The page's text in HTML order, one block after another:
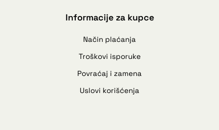
Informacije za kupce
Način plaćanja
Troškovi isporuke
Povraćaj i zamena
Uslovi korišćenja